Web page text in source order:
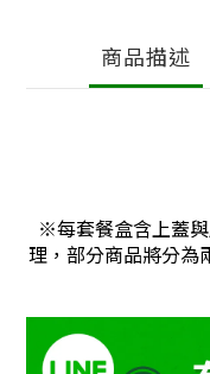
商品描述
※每套餐盒含上蓋
理，部分商品將分為